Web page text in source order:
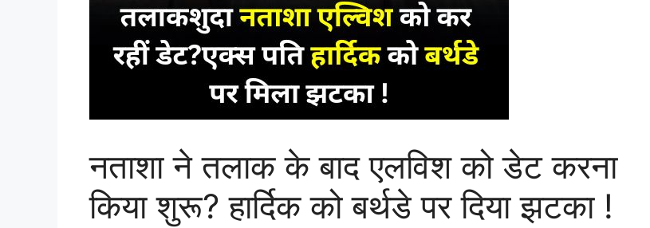
नताशा ने तलाक के बाद एलविश को डेट करना
किया शुरू? हार्दिक को बर्थडे पर दिया झटका !